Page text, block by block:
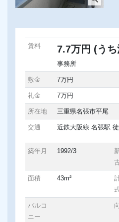
賃料 7.7万円 (う
事務所
敷金 7万円
礼金 7万円
所在地 三重県名張市平尾
交通 近鉄大阪線 名張駅
築年月 1992/3
面積 43m²
バルコ
ニー